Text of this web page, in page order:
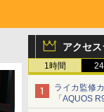
アクセ
1時間
ライカ監修
「AQUOS